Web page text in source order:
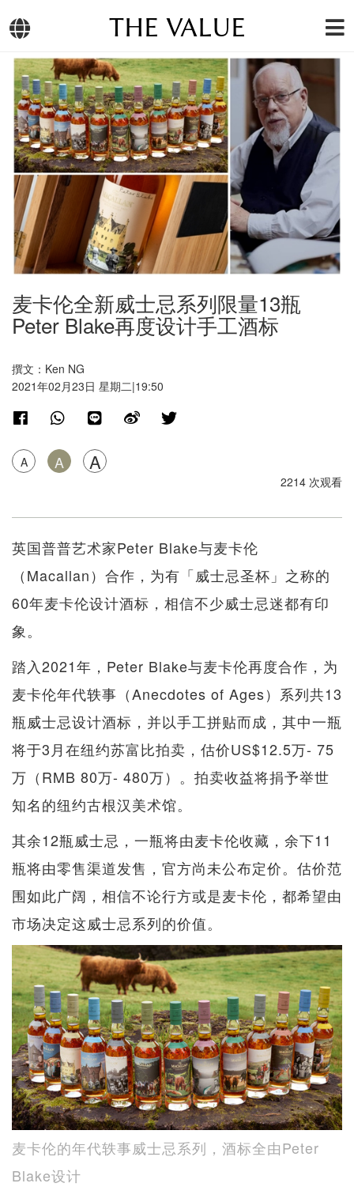
THE VALUE
麦卡伦全新威士忌系列限量13瓶
Peter Blake再度设计手工酒标
撰文：Ken NG
2021年02月23日 星期二|19:50
A A A
2214 次观看
英国普普艺术家Peter Blake与麦卡伦
（Macallan）合作，为有「威士忌圣杯」之称的
60年麦卡伦设计酒标，相信不少威士忌迷都有印
象。
踏入2021年，Peter Blake与麦卡伦再度合作，为
麦卡伦年代轶事（Anecdotes of Ages）系列共13
瓶威士忌设计酒标，并以手工拼贴而成，其中一瓶
将于3月在纽约苏富比拍卖，估价US$12.5万- 75
万（RMB 80万- 480万）。拍卖收益将捐予举世
知名的纽约古根汉美术馆。
其余12瓶威士忌，一瓶将由麦卡伦收藏，余下11
瓶将由零售渠道发售，官方尚未公布定价。估价范
围如此广阔，相信不论行方或是麦卡伦，都希望由
市场决定这威士忌系列的价值。
麦卡伦的年代轶事威士忌系列，酒标全由Peter
Blake设计